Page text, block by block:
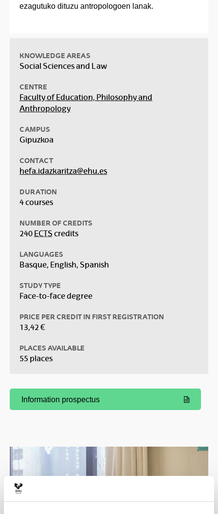
ezagutuko dituzu antropologoen lanak.
KNOWLEDGE AREAS
Social Sciences and Law
CENTRE
Faculty of Education, Philosophy and
Anthropology
CAMPUS
Gipuzkoa
CONTACT
hefa.idazkaritza@ehu.es
DURATION
4 courses
NUMBER OF CREDITS
240 ECTS credits
LANGUAGES
Basque, English, Spanish
STUDY TYPE
Face-to-face degree
PRICE PER CREDIT IN FIRST REGISTRATION
13,42 €
PLACES AVAILABLE
55 places
(Opens New Window)
Information prospectus